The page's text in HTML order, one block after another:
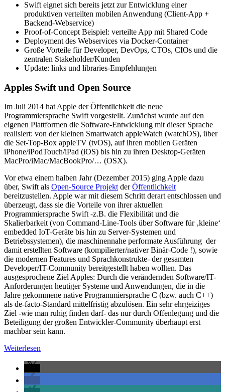
Swift eignet sich bereits jetzt zur Entwicklung einer
produktiven verteilten mobilen Anwendung (Client-App +
Backend-Webservice)
Proof-of-Concept Beispiel: verteilte App mit Shared Code
Deployment des Webservices via Docker-Container
Große Vorteile für Developer, DevOps, CTOs, CIOs und die
zentralen Stakeholder/Kunden
Update: links und libraries-Empfehlungen
Apples Swift und Open Source
Im Juli 2014 hat Apple der Öffentlichkeit die neue
Programmiersprache Swift vorgestellt. Zunächst wurde auf den
eigenen Plattformen die Software-Entwicklung mit dieser Sprache
realisiert: von der kleinen Smartwatch appleWatch (watchOS), über
die Set-Top-Box appleTV (tvOS), auf ihren mobilen Geräten
iPhone/iPodTouch/iPad (iOS) bis hin zu ihren Desktop-Geräten
MacPro/iMac/MacBookPro/… (OSX).
Vor etwa einem halben Jahr (Dezember 2015) ging Apple dazu
über, Swift als Open-Source ProjektderÖffentlichkeit
bereitzustellen. Apple war mit diesem Schritt derart entschlossen und
überzeugt, dass sie die Vorteile von ihrer aktuellen
Programmiersprache Swift -z.B. die Flexibilität und die
Skalierbarkeit (von Command-Line-Tools über Software für ‚kleine‘
embedded IoT-Geräte bis hin zu Server-Systemen und
Betriebssystemen), die maschinennahe performate Ausführung der
damit erstellten Software (kompilierter/nativer Binär-Code !), sowie
die modernen Features und Sprachkonstrukte- der gesamten
Developer/IT-Community bereitgestellt haben wollten. Das
ausgesprochene Ziel Apples: Durch die verändernden Software/IT-
Anforderungen heutiger Systeme und Anwendungen, die in die
Jahre gekommene native Programmiersprache C (bzw. auch C++)
als de-facto-Standard mittelfristig abzulösen. Ein sehr ehrgeiziges
Ziel -wie man ruhig finden darf- das nur durch Offenlegung und die
Beteiligung der großen Entwickler-Community überhaupt erst
machbar sein kann.
Weiterlesen